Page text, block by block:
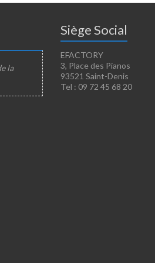
la
Siège Social
EFACTORY
3, Place des Pianos
93521 Saint-Denis
Tel : 09 72 45 68 20